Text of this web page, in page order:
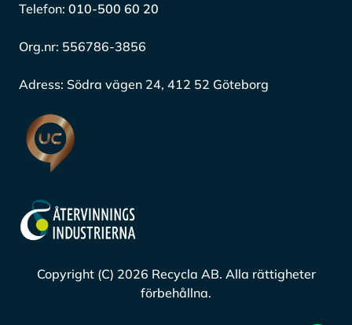
Telefon: 010-500 60 20
Org.nr: 556786-3856
Adress: Södra vägen 24, 412 52 Göteborg
Copyright (C) 2026 Recycla AB. Alla rättigheter
förbehållna.